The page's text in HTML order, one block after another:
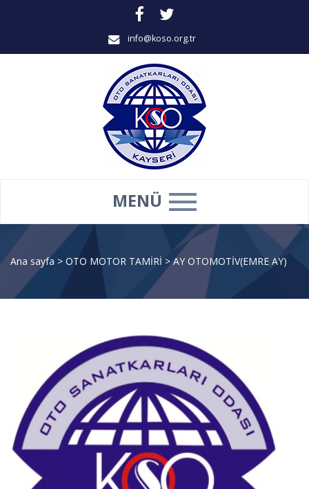
info@koso.org.tr
MENÜ
Ana sayfa > OTO MOTOR TAMİRİ >AY OTOMOTİV(EMRE AY)